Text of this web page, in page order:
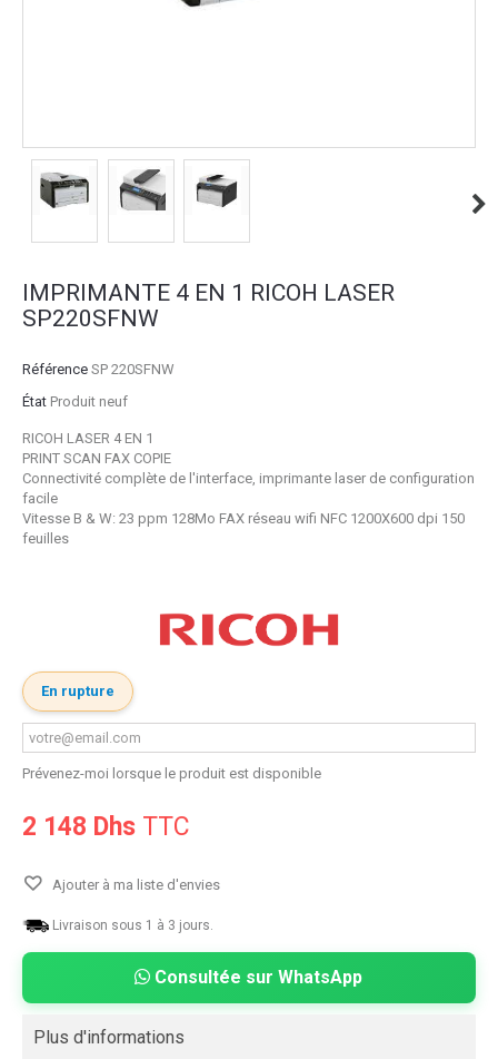
IMPRIMANTE 4 EN 1 RICOH LASER
SP220SFNW
Référence SP 220SFNW
État Produit neuf
RICOH LASER 4 EN 1
PRINT SCAN FAX COPIE
Connectivité complète de l'interface, imprimante laser de configuration
facile
Vitesse B & W: 23 ppm 128Mo FAX réseau wifi NFC 1200X600 dpi 150
feuilles
En rupture
Prévenez-moi lorsque le produit est disponible
2 148 Dhs TTC
Ajouter à ma liste d'envies
Livraison sous 1 à 3 jours.
Consultée sur WhatsApp
Plus d'informations